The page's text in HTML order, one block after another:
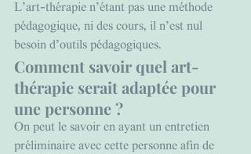
L’art-thérapie n’étant pas une méthode
pédagogique, ni des cours, il n’est nul
besoin d’outils pédagogiques.
Comment savoir quel art-
thérapie serait adaptée pour
une personne ?
On peut le savoir en ayant un entretien
préliminaire avec cette personne afin de